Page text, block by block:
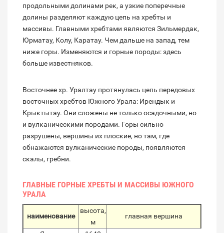
продольными долинами рек, а узкие поперечные
долины разделяют каждую цепь на хребты и
массивы. Главными хребтами являются Зильмердак,
Юрматау, Колу, Каратау. Чем дальше на запад, тем
ниже горы. Изменяются и горные породы: здесь
больше известняков.
Восточнее хр. Уралтау протянулась цепь передовых
восточных хребтов Южного Урала: Ирендык и
Крыктытау. Они сложены не только осадочными, но
и вулканическими породами. Горы сильно
разрушены, вершины их плоские, но там, где
обнажаются вулканические породы, появляются
скалы, гребни.
ГЛАВНЫЕ ГОРНЫЕ ХРЕБТЫ И МАССИВЫ ЮЖНОГО
УРАЛА
наименование
высота,
м
главная вершина